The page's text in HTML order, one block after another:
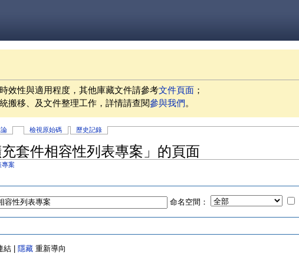
效性與適用程度，其他庫藏文件請參考文件頁面 ；
搬移、及文件整理工作，詳情請查閱參與我們。
檢視原始碼 歷史記錄
套件相容性列表專案」的頁面
專案
命名空間：
結 | 隱藏 重新導向